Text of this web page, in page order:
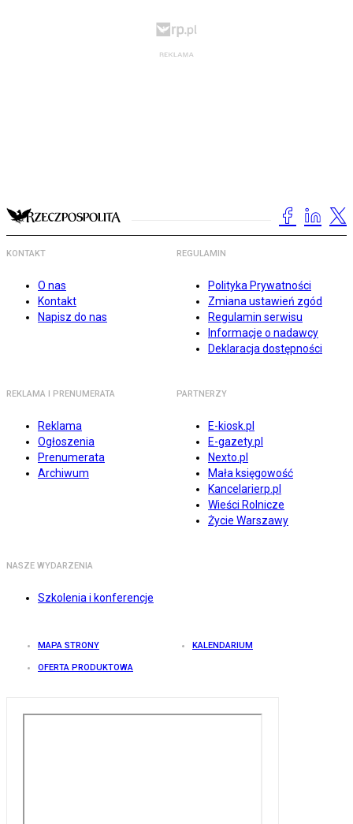
KONTAKT
O nas
Kontakt
Napisz do nas
REGULAMIN
Polityka Prywatności
Zmiana ustawień zgód
Regulamin serwisu
Informacje o nadawcy
Deklaracja dostępności
REKLAMA I PRENUMERATA
Reklama
Ogłoszenia
Prenumerata
Archiwum
PARTNERZY
E-kiosk.pl
E-gazety.pl
Nexto.pl
Mała księgowość
Kancelarierp.pl
Wieści Rolnicze
Życie Warszawy
NASZE WYDARZENIA
Szkolenia i konferencje
MAPA STRONY KALENDARIUM
OFERTA PRODUKTOWA